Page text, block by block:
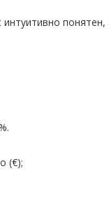
интуитивно понятен,
(€);